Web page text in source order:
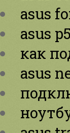
asus
asus
как
asus